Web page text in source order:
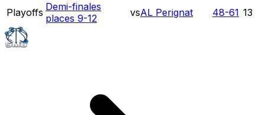
Playoffs Demi-finales
places 9-12
vsAL Perignat 48-61 13